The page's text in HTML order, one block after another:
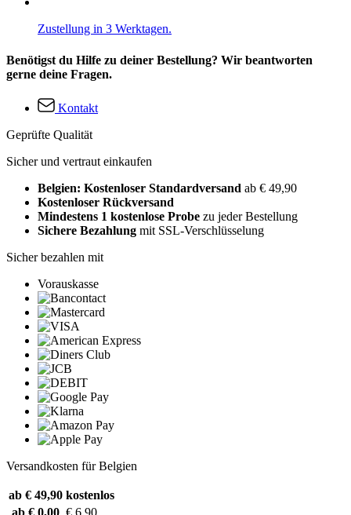
Zustellung in 3 Werktagen.
Benötigst du Hilfe zu deiner Bestellung? Wir beantworten
gerne deine Fragen.
Kontakt
Geprüfte Qualität
Sicher und vertraut einkaufen
Belgien: Kostenloser Standardversand ab € 49,90
Kostenloser Rückversand
Mindestens 1 kostenlose Probe zu jeder Bestellung
Sichere Bezahlung mit SSL-Verschlüsselung
Sicher bezahlen mit
Vorauskasse
Versandkosten für Belgien
ab € 49,90 kostenlos
ab € 0,00 € 6,90